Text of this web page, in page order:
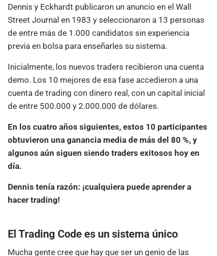
Dennis y Eckhardt publicaron un anuncio en el Wall
Street Journal en 1983 y seleccionaron a 13 personas
de entre más de 1.000 candidatos sin experiencia
previa en bolsa para enseñarles su sistema.
Inicialmente, los nuevos traders recibieron una cuenta
demo. Los 10 mejores de esa fase accedieron a una
cuenta de trading con dinero real, con un capital inicial
de entre 500.000 y 2.000.000 de dólares.
En los cuatro años siguientes, estos 10 participantes
obtuvieron una ganancia media de más del 80 %, y
algunos aún siguen siendo traders exitosos hoy en
día.
Dennis tenía razón: ¡cualquiera puede aprender a
hacer trading!
El Trading Code es un sistema único
Mucha gente cree que hay que ser un genio de las